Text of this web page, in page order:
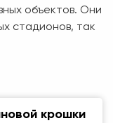
объектов. Они
стадионов, так
крошки